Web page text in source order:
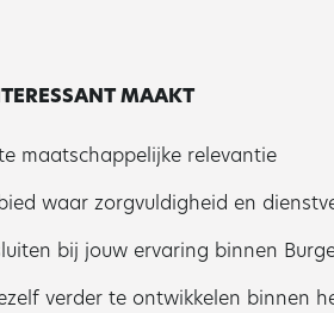
MAAKT
maatschappelijke relevantie
waar zorgvuldigheid en
bij jouw ervaring binnen
verder te ontwikkelen binnen